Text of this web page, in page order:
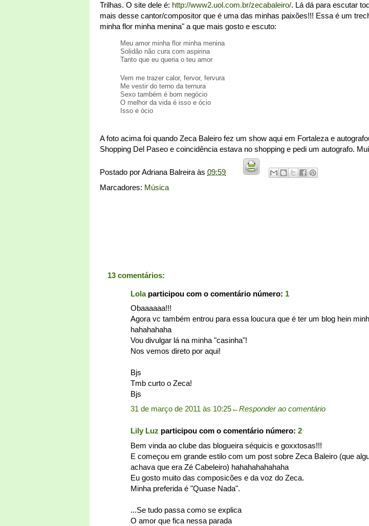
Trilhas. O site dele é: http://www2.uol.com.br/zecabaleiro/. Lá dá para escutar
mais desse cantor/compositor que é uma das minhas paixões!!! Essa é um
minha flor minha menina" a que mais gosto e escuto:
Meu amor minha flor minha menina
Solidão não cura com aspirina
Tanto que eu queria o teu amor
Vem me trazer calor, fervor, fervura
Me vestir do terno da ternura
Sexo também é bom negócio
O melhor da vida é isso e ócio
Isso e ócio
A foto acima foi quando Zeca Baleiro fez um show aqui em Fortaleza e
Shopping Del Paseo e coincidência estava no shopping e pedi um autografo.
Postado porAdriana Balreira às 09:59
Marcadores: Música
13 comentários:
Lolaparticipou com o comentário número: 1
Obaaaaaa!!!
Agora vc também entrou para essa loucura que é ter um blog hein
hahahahaha
Vou divulgar lá na minha "casinha"!
Nos vemos direto por aqui!
Bjs
Tmb curto o Zeca!
Bjs
31 de março de 2011 às 10:25←Responder ao comentário
Lily Luz participou com o comentário número: 2
Bem vinda ao clube das blogueira séquicis e goxxtosas!!!
E começou em grande estilo com um post sobre Zeca Baleiro (que
achava que era Zé Cabeleiro) hahahahahahaha
Eu gosto muito das composicões e da voz do Zeca.
Minha preferida é "Quase Nada".
...Se tudo passa como se explica
O amor que fica nessa parada